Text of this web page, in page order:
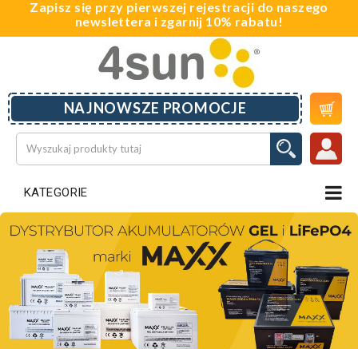
Zapisz się przy pierwszej rejestracji do naszego
newslettera i zgarnij 10% rabatu!
KATEGORIE
NAJNOWSZE PROMOCJE 